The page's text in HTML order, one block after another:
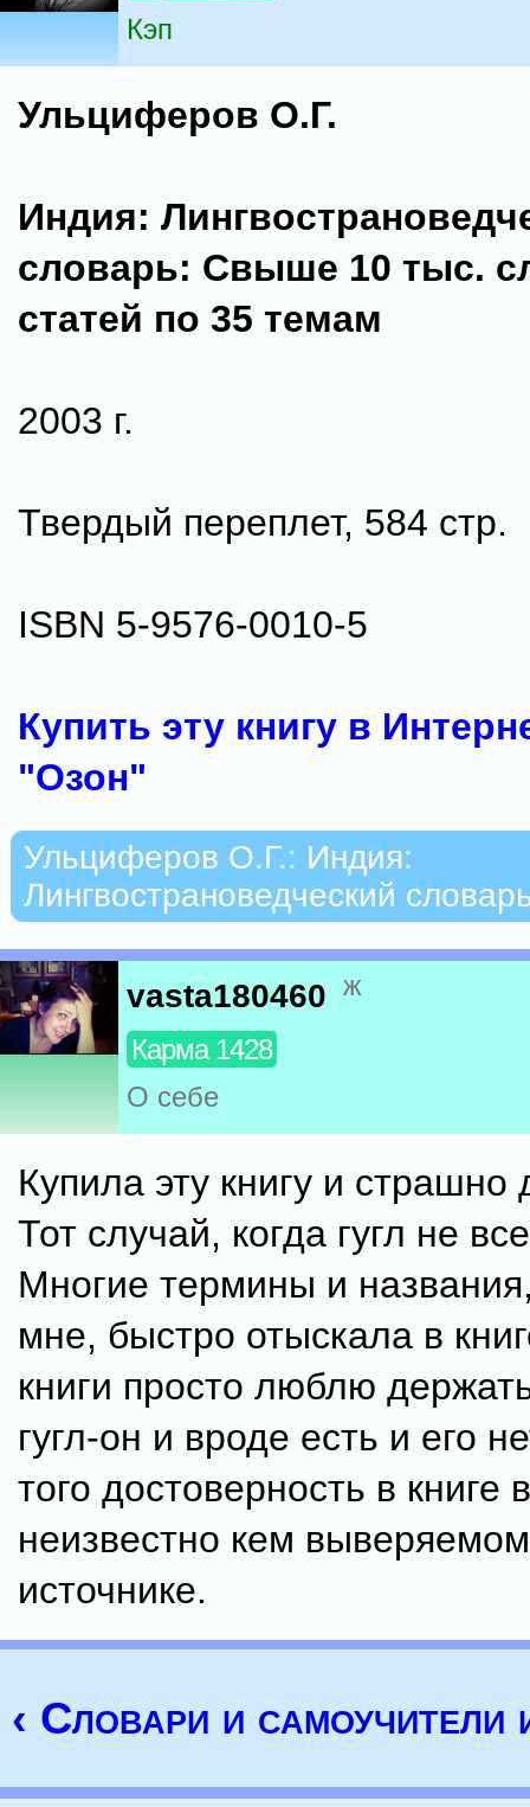
Кэп
Ульциферов О.Г.
Индия:
словарь: Свыше 10 тыс.
статей по 35 темам
2003 г.
Твердый переплет, 584 стр.
ISBN 5-9576-0010-5
Купить эту книгу в
"Озон"
Ульциферов О.Г.: Индия:
Лингвострановедческий
vasta180460 ж
Карма 1428
О себе
Купила эту книгу и страшно
Тот случай, когда гугл не
Многие термины и
мне, быстро отыскала в
книги просто люблю
гугл-он и вроде есть и его
того достоверность в
неизвестно кем
источнике.
‹ Словари и самоучители